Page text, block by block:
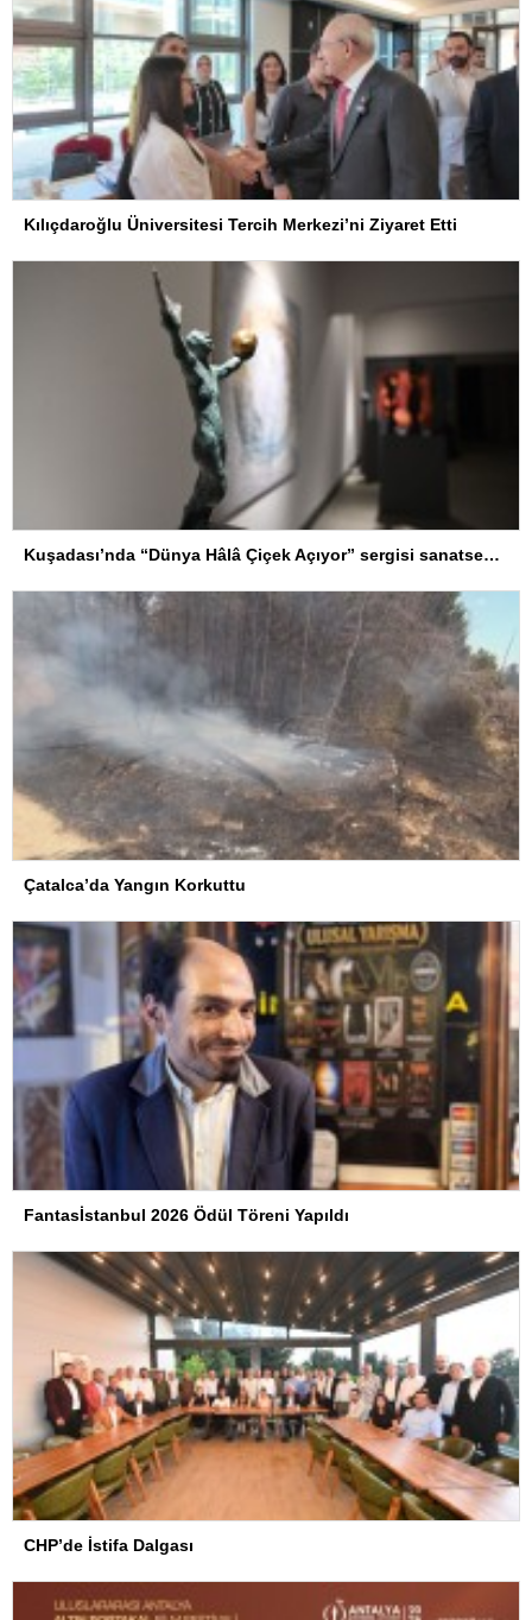
Kılıçdaroğlu Üniversitesi Tercih Merkezi’ni Ziyaret Etti
Kuşadası’nda “Dünya Hâlâ Çiçek Açıyor” sergisi sanatseverlerle buluşuyor
Çatalca’da Yangın Korkuttu
Fantasİstanbul 2026 Ödül Töreni Yapıldı
CHP’de İstifa Dalgası